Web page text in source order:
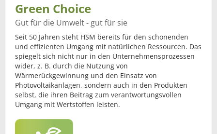
Green Choice
Gut für die Umwelt - gut für sie
Seit 50 Jahren steht HSM bereits für den schonenden
und effizienten Umgang mit natürlichen Ressourcen. Das
spiegelt sich nicht nur in den Unternehmensprozessen
wider, z. B. durch die Nutzung von
Wärmerückgewinnung und den Einsatz von
Photovoltaikanlagen, sondern auch in den Produkten
selbst, die ihren Beitrag zum verantwortungsvollen
Umgang mit Wertstoffen leisten.